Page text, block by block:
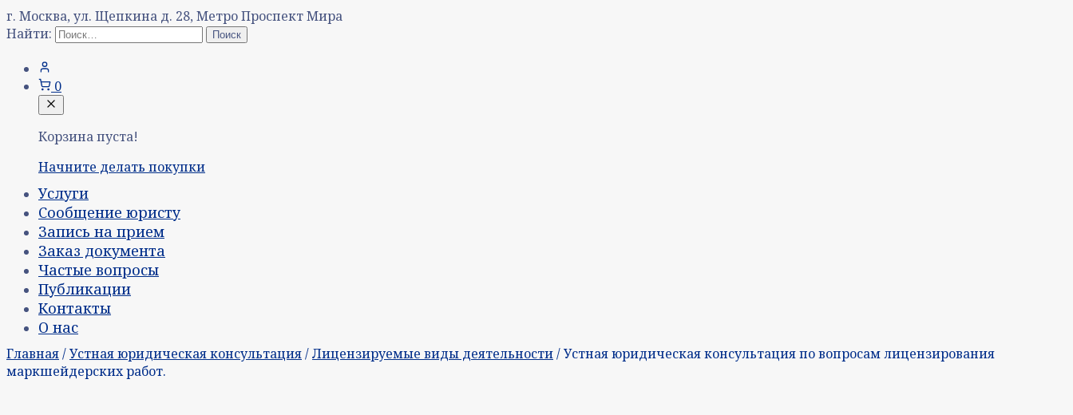
г. Москва, ул. Щепкина д. 28, Метро Проспект Мира
Найти:
0
Корзина пуста!
Начните делать покупки
Услуги
Сообщение юристу
Запись на прием
Заказ документа
Частые вопросы
Публикации
Контакты
О нас
Главная/Устная юридическая консультация/Лицензируемые виды деятельности/ Устная юридическая консультация по вопросам лицензирования
маркшейдерских работ.